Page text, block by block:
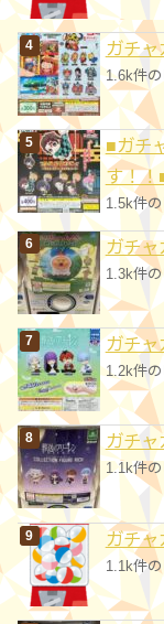
ガチャ
1.6k件
■ガチ
す！！
1.5k件
ガチャ
1.3k件
ガチャ
1.2k件
ガチャ
1.1k件
ガチャ
1.1k件